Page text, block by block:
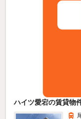
ハイツ愛宕の賃貸物